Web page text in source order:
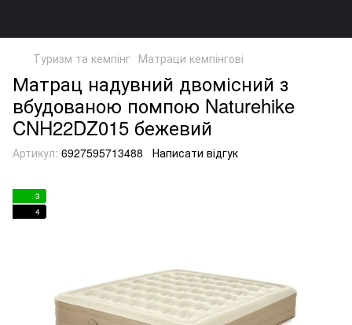
Туризм та кемпінг Матраци кемпінгові
Матрац надувний двомісний з
вбудованою помпою Naturehike
CNH22DZ015 бежевий
Артикул: 6927595713488 Написати відгук
3
4